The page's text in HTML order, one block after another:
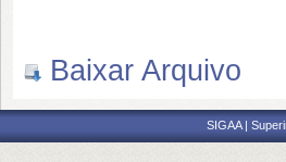
Baixar Arquivo
SIGAA |